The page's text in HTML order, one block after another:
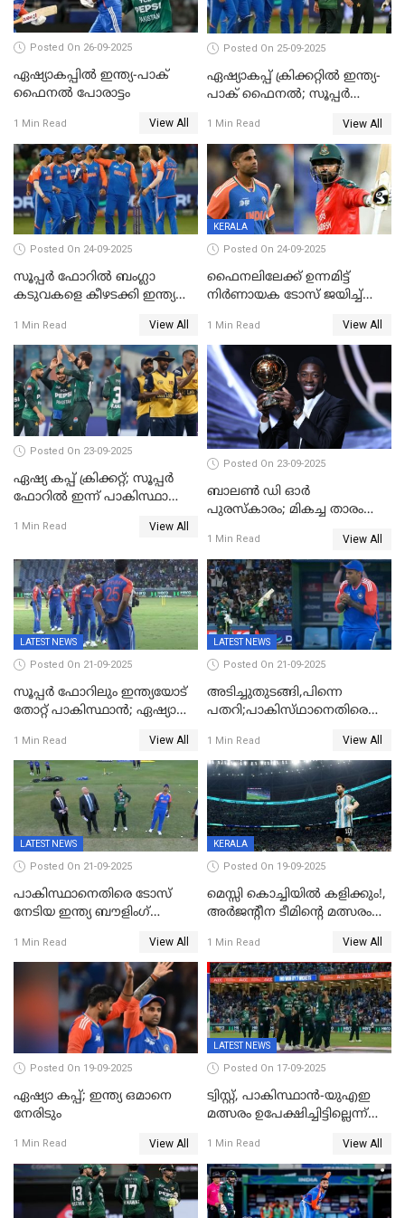
Posted On 26-09-2025
ഏഷ്യാകപ്പില്‍ ഇന്ത്യ-പാക്
ഫൈനല്‍ പോരാട്ടം
1 Min Read View All
Posted On 25-09-2025
ഏഷ്യാകപ്പ് ക്രിക്കറ്റിൽ ഇന്ത്യ-
പാക് ഫൈനല്‍; സൂപ്പർ
തോൽപിച്ച് പാകിസ്ഥാൻ
1 Min Read View All
Posted On 24-09-2025
സൂപ്പർ ഫോറിൽ ബംഗ്ലാ
കടുവകളെ കീഴടക്കി ഇന്ത്യ
1 Min Read View All
KERALA
Posted On 24-09-2025
ഫൈനലിലേക്ക് ഉന്നമിട്ട്
നിര്‍ണായക ടോസ് ജയിച്ച്
ഇന്ത്യയ്ക്ക് ബാറ്റിംഗ്
1 Min Read View All
Posted On 23-09-2025
ഏഷ്യ കപ്പ് ക്രിക്കറ്റ്; സൂപ്പര്‍
ഫോറിൽ ഇന്ന് പാകിസ്ഥാനും
1 Min Read View All
Posted On 23-09-2025
ബാലണ്‍ ഡി ഓര്‍
പുരസ്‌കാരം; മികച്ച താരം
1 Min Read View All
LATEST NEWS
Posted On 21-09-2025
സൂപ്പർ ഫോറിലും ഇന്ത്യയോട്
തോറ്റ് പാകിസ്ഥാൻ; ഏഷ്യാ
ഇന്ത്യ, അഭിഷേക് ശർമ്മയ്ക്ക്
അർദ്ധ സെഞ്ച്വറി
1 Min Read View All
LATEST NEWS
Posted On 21-09-2025
അടിച്ചുതുടങ്ങി,പിന്നെ
പതറി;പാകിസ്‌ഥാനെതിരെ
വിജയലക്ഷ്യം
1 Min Read View All
LATEST NEWS
Posted On 21-09-2025
പാകിസ്ഥാനെതിരെ ടോസ്
നേടിയ ഇന്ത്യ ബൗളിംഗ്
1 Min Read View All
KERALA
Posted On 19-09-2025
മെസ്സി കൊച്ചിയിൽ കളിക്കും!,
അർജന്റീന ടീമിന്റെ മത്സരം
നടത്താൻ ആലോചന
1 Min Read View All
Posted On 19-09-2025
ഏഷ്യാ കപ്പ്; ഇന്ത്യ ഒമാനെ
നേരിടും
1 Min Read View All
LATEST NEWS
Posted On 17-09-2025
ട്വിസ്റ്റ്, പാകിസ്ഥാൻ-യുഎഇ
മത്സരം ഉപേക്ഷിച്ചിട്ടില്ലെന്ന്
വൈകും; പാക് ടീം ഹോട്ടലിൽ
നിന്ന് ഇറങ്ങിയതായി റിപ്പോർട്ട്
1 Min Read View All